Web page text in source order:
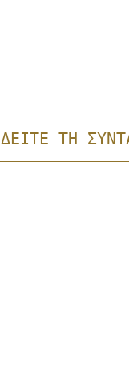
ΔΕΙΤΕ ΤΗ